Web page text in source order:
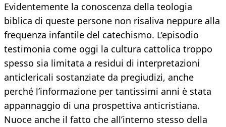
Evidentemente la conoscenza della teologia
biblica di queste persone non risaliva neppure alla
frequenza infantile del catechismo. L’episodio
testimonia come oggi la cultura cattolica troppo
spesso sia limitata a residui di interpretazioni
anticlericali sostanziate da pregiudizi, anche
perché l’informazione per tantissimi anni è stata
appannaggio di una prospettiva anticristiana.
Nuoce anche il fatto che all’interno stesso della